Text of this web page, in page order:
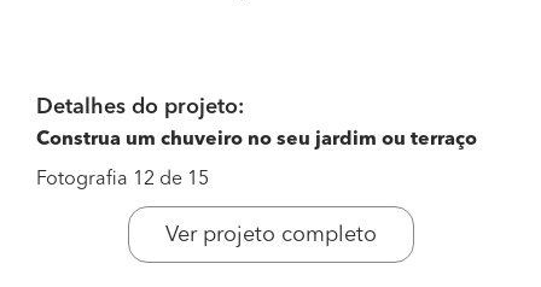
Detalhes do projeto:
Construa um chuveiro no seu jardim ou terraço
Fotografia 12 de 15
Ver projeto completo